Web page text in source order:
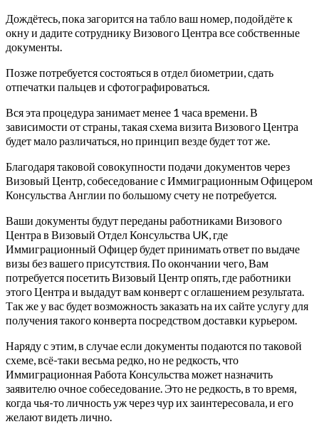
Дождётесь, пока загорится на табло ваш номер, подойдёте к
окну и дадите сотруднику Визового Центра все собственные
документы.
Позже потребуется состояться в отдел биометрии, сдать
отпечатки пальцев и сфотографироваться.
Вся эта процедура занимает менее 1 часа времени. В
зависимости от страны, такая схема визита Визового Центра
будет мало различаться, но принцип везде будет тот же.
Благодаря таковой совокупности подачи документов через
Визовый Центр, собеседование с Иммиграционным Офицером
Консульства Англии по большому счету не потребуется.
Ваши документы будут переданы работниками Визового
Центра в Визовый Отдел Консульства UK, где
Иммиграционный Офицер будет принимать ответ по выдаче
визы без вашего присутствия. По окончании чего, Вам
потребуется посетить Визовый Центр опять, где работники
этого Центра и выдадут вам конверт с оглашением результата.
Так же у вас будет возможность заказать на их сайте услугу для
получения такого конверта посредством доставки курьером.
Наряду с этим, в случае если документы подаются по таковой
схеме, всё-таки весьма редко, но не редкость, что
Иммиграционная Работа Консульства может назначить
заявителю очное собеседование. Это не редкость, в то время,
когда чья-то личность уж через чур их заинтересовала, и его
желают видеть лично.